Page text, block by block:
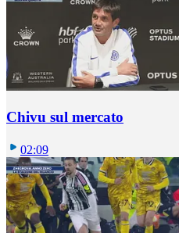
Chivu sul mercato
02:09